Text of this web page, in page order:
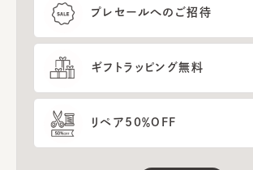
プレセールへのご招待
ギフトラッピング無料
リペア50％OFF